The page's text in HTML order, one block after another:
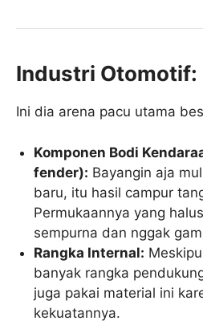
Industri Otomotif:
Ini dia arena pacu utama
Komponen Bodi
fender): Bayangin aja
baru, itu hasil campur
Permukaannya yang
sempurna dan nggak
Rangka Internal:
banyak rangka
juga pakai material ini
kekuatannya.